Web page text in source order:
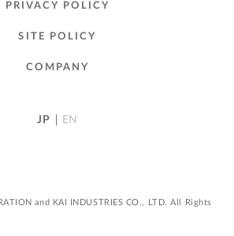
PRIVACY POLICY
SITE POLICY
COMPANY
JP EN
and KAI INDUSTRIES CO., LTD. All Rights